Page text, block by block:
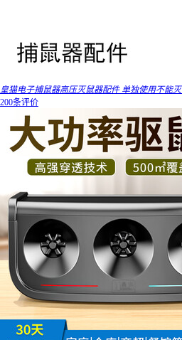
皇猫电子捕鼠器高压灭鼠器配件 单独使用不能
200条评价